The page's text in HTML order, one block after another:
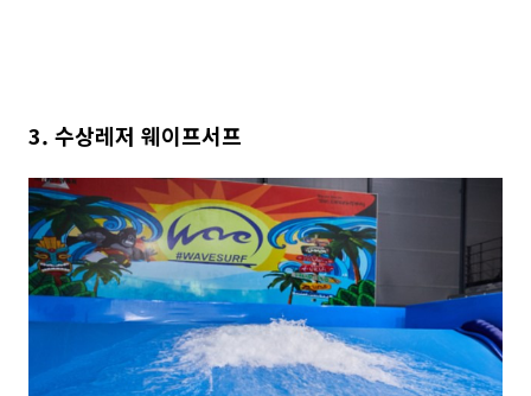
3. 수상레저 웨이프서프